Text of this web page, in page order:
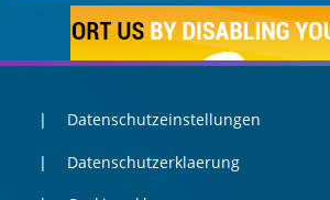
Datenschutzeinstellungen
Datenschutzerklaerung